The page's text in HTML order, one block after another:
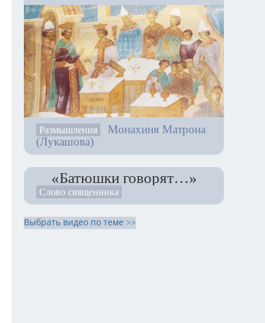
Размышления
Монахиня Матрона
(Лукашова)
«Батюшки говорят…»
Слово священника
Выбрать видео по теме >>